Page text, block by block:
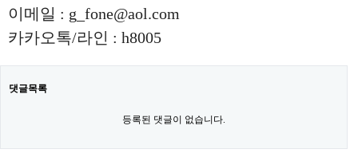
이메일 : g_fone@aol.com
카카오톡/라인 : h8005
댓글목록
등록된 댓글이 없습니다.